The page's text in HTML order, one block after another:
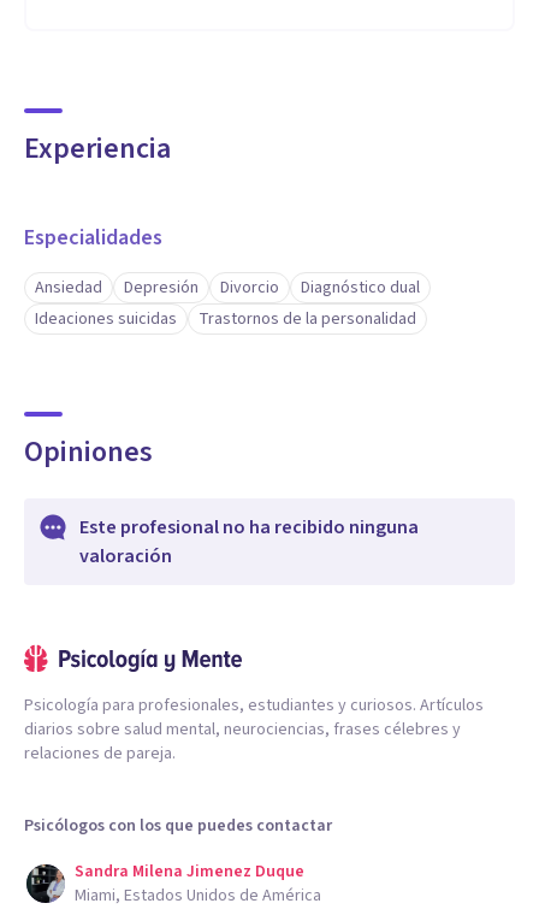
Experiencia
Especialidades
Ansiedad Depresión Divorcio
Diagnóstico dual
Ideaciones suicidas
Trastornos de la personalidad
Opiniones
Este profesional no ha recibido ninguna
valoración
Psicología para profesionales, estudiantes y curiosos. Artículos
diarios sobre salud mental, neurociencias, frases célebres y
relaciones de pareja.
Psicólogos con los que puedes contactar
Sandra Milena Jimenez Duque
Miami, Estados Unidos de América